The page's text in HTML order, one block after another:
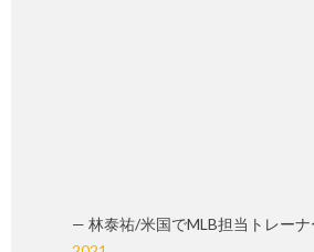
— 林泰祐/米国でMLB担当トレーナ